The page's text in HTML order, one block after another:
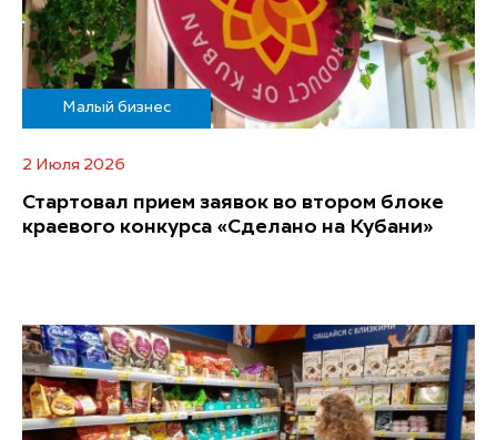
Малый бизнес
2 Июля 2026
Стартовал прием заявок во втором блоке
краевого конкурса «Сделано на Кубани»